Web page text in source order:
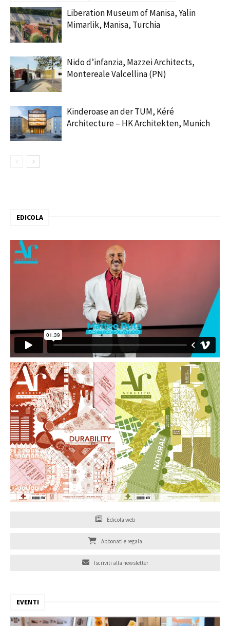
Liberation Museum of Manisa, Yalin
Mimarlik, Manisa, Turchia
Nido d’infanzia, Mazzei Architects,
Montereale Valcellina (PN)
Kinderoase an der TUM, Kéré
Architecture – HK Architekten, Munich
EDICOLA
Edicola web
Abbonati e regala
Iscriviti alla newsletter
EVENTI